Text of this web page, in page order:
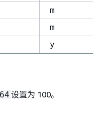
m
m
y
设置为 100。